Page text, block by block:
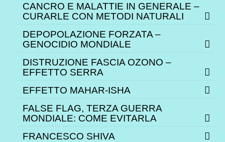
CANCRO E MALATTIE IN GENERALE –
CURARLE CON METODI NATURALI
DEPOPOLAZIONE FORZATA –
GENOCIDIO MONDIALE
DISTRUZIONE FASCIA OZONO –
EFFETTO SERRA
EFFETTO MAHAR-ISHA
FALSE FLAG, TERZA GUERRA
MONDIALE: COME EVITARLA
FRANCESCO SHIVA